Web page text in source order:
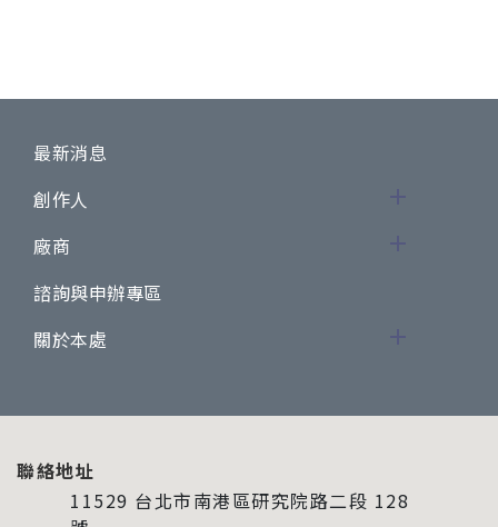
最新消息
創作人
廠商
諮詢與申辦專區
關於本處
聯絡地址
11529 台北市南港區研究院路二段 128